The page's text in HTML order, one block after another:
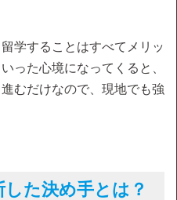
学することはすべてメリッ
った心境になってくると、
むだけなので、現地でも強
た決め手とは？